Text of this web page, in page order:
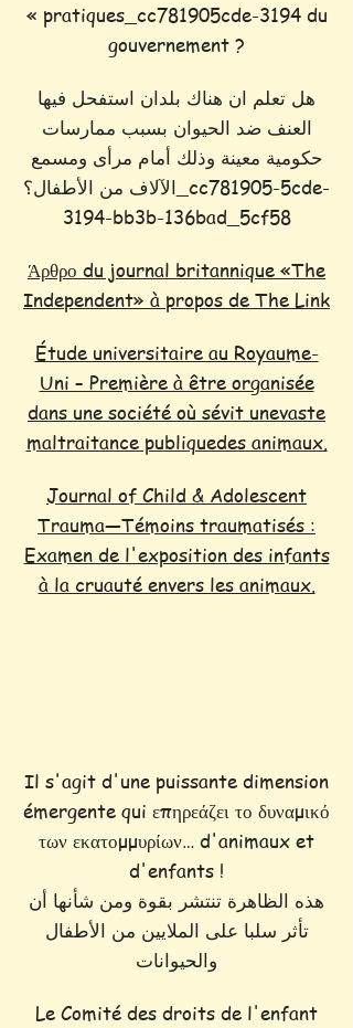
« pratiques_cc781905cde-3194 du
gouvernement ?
هل تعلم ان هناك بلدان استفحل فيها
العنف ضد الحيوان بسبب ممارسات
حكومية معينة وذلك أمام مرأى ومسمع
الآلاف من الأطفال؟_cc781905-5cde-
3194-bb3b-136bad_5cf58
Άρθρο du journal britannique «The
Independent» à propos de The Link
Étude universitaire au Royaume-
Uni – Première à être organisée
dans une société où sévit unevaste
maltraitance publiquedes animaux.
Journal of Child & Adolescent
Trauma—Témoins traumatisés :
Examen de l'exposition des infants
à la cruauté envers les animaux.
Il s'agit d'une puissante dimension
émergente qui επηρεάζει το δυναμικό
των εκατομμυρίων… d'animaux et
d'enfants !
هذه الظاهرة تنتشر بقوة ومن شأنها أن
تأثر سلبا على الملايين من الأطفال
والحيوانات
Le Comité des droits de l'enfant